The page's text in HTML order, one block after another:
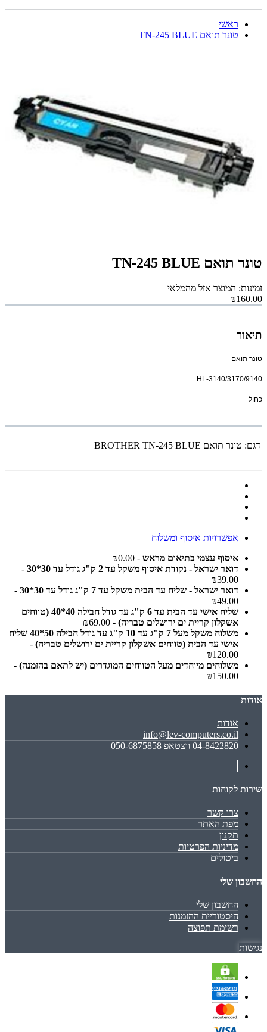
ראשי
טונר תואם TN-245 BLUE
טונר תואם TN-245 BLUE
זמינות: המוצר אזל מהמלאי
₪160.00
תיאור
טונר תואם
HL-3140/3170/9140
כחול
דגם: טונר תואם BROTHER TN-245 BLUE
אפשרויות איסוף ומשלוח
איסוף עצמי בתיאום מראש - ₪0.00
דואר ישראל - נקודת איסוף משקל עד 2 ק"ג גודל עד 30*30
-
₪39.00
דואר ישראל - שליח עד הבית משקל עד 7 ק"ג גודל עד 30*30
-
₪49.00
שליח אישי עד הבית עד 6 ק"ג עד גודל חבילה 40*40 (טווחים
אשקלון קריית ים ירושלים טבריה) - ₪69.00
משלוח משקל מעל 7 ק"ג עד 10 ק"ג עד גודל חבילה 50*40 שליח
אישי עד הבית (טווחים אשקלון קריית ים ירושלים טבריה) -
₪120.00
משלוחים מיוחדים מעל הטווחים המוגדרים (יש לתאם בהזמנה) -
₪150.00
אודות
אודות
info@lev-computers.co.il
04-8422820 ווצטאפ 050-6875858
שירות לקוחות
צרו קשר
מפת האתר
תקנון
מדיניות הפרטיות
ביטולים
החשבון שלי
החשבון שלי
היסטוריית ההזמנות
רשימת תפוצה
נגישות